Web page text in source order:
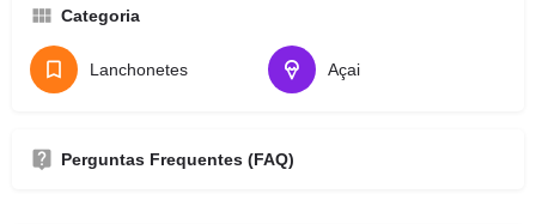
Categoria
Lanchonetes Açai
Perguntas Frequentes (FAQ)